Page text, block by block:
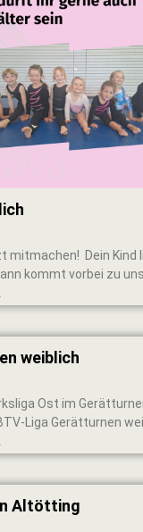
mitmachen! Dein Kind
kommt vorbei zu
weiblich
Ost im
Liga Gerätturnen
Altötting